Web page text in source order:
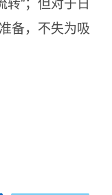
备，不失为吸